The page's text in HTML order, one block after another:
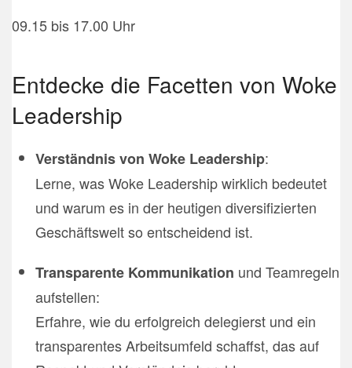
09.15 bis 17.00 Uhr
Entdecke die Facetten von Woke
Leadership
Verständnis von Woke Leadership:
Lerne, was Woke Leadership wirklich bedeutet
und warum es in der heutigen diversifizierten
Geschäftswelt so entscheidend ist.
Transparente Kommunikation und Teamregeln
aufstellen:
Erfahre, wie du erfolgreich delegierst und ein
transparentes Arbeitsumfeld schaffst, das auf